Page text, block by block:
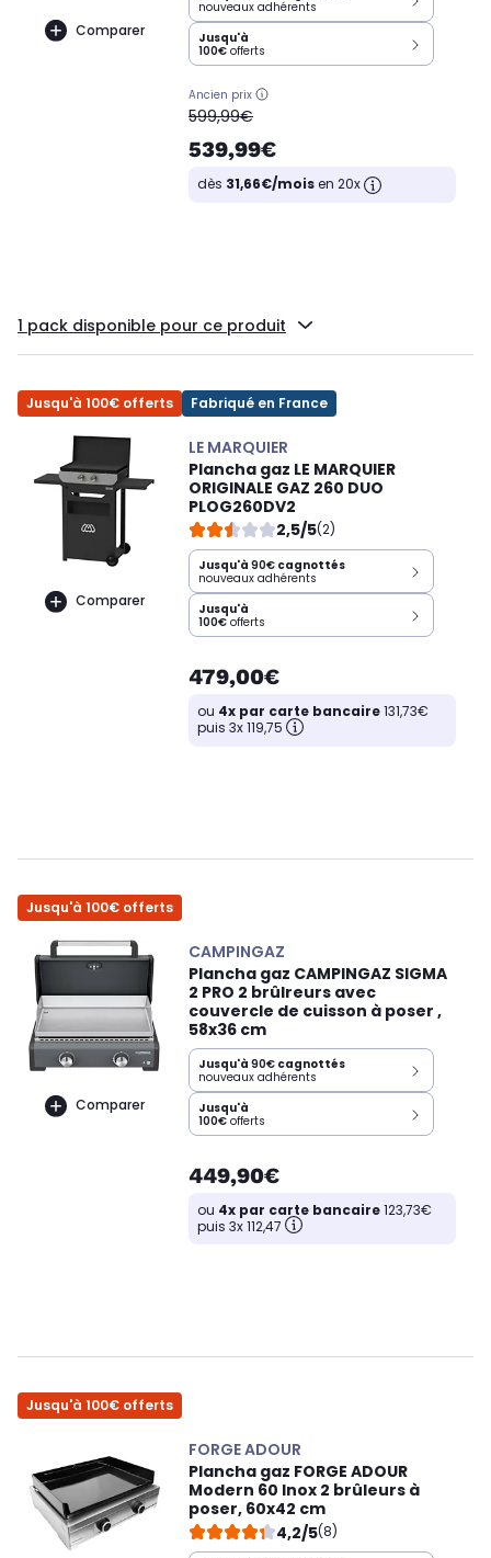
Comparer
nouveaux adhérents
Jusqu'à
100€ offerts
Ancien prix
oldPrice
599,99€
539,99€
dès 31,66€/moisen 20x
1 pack disponible pour ce produit
Jusqu'à 100€ offerts Fabriqué en France
Comparer
LE MARQUIER
Plancha gaz LE MARQUIER
ORIGINALE GAZ 260 DUO
PLOG260DV2
2,5/5(2)
Jusqu'à 90€ cagnottés
nouveaux adhérents
Jusqu'à
100€ offerts
479,00€
ou 4x par carte bancaire131,73€
puis 3x 119,75
Jusqu'à 100€ offerts
Comparer
CAMPINGAZ
Plancha gaz CAMPINGAZ SIGMA
2 PRO 2 brûlreurs avec
couvercle de cuisson à poser ,
58x36 cm
Jusqu'à 90€ cagnottés
nouveaux adhérents
Jusqu'à
100€offerts
449,90€
ou 4x par carte bancaire123,73€
puis 3x 112,47
Jusqu'à 100€ offerts
FORGE ADOUR
Plancha gaz FORGE ADOUR
Modern 60 Inox 2 brûleurs à
poser, 60x42 cm
4,2/5(8)